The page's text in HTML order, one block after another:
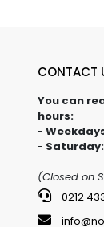
CONTACT
You can
hours:
-
- Saturday:
(Closed on
0212